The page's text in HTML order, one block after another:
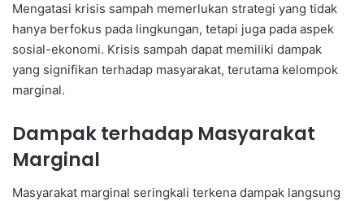
Mengatasi krisis sampah memerlukan strategi yang tidak
hanya berfokus pada lingkungan, tetapi juga pada aspek
sosial-ekonomi. Krisis sampah dapat memiliki dampak
yang signifikan terhadap masyarakat, terutama kelompok
marginal.
Dampak terhadap Masyarakat
Marginal
Masyarakat marginal seringkali terkena dampak langsung